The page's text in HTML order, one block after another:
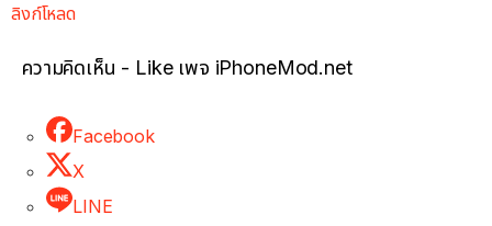
ลิงก์โหลด
ความคิดเห็น - Like เพจ iPhoneMod.net
Facebook
X
LINE